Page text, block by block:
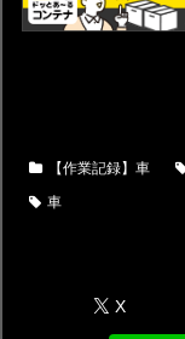
【作業記録】車
車
X